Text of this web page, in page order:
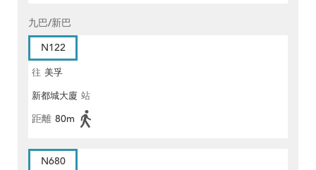
九巴/新巴
N122
往 美孚
新都城大廈 站
距離 80m
N680